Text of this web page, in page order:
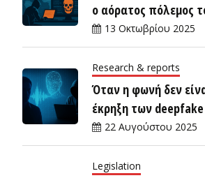
ο αόρατος πόλεμος
13 Οκτωβρίου 2025
Research & reports
Όταν η φωνή δεν
έκρηξη των
22 Αυγούστου 2025
Legislation